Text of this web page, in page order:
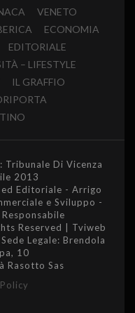
VENETO
ECONOMIA
EDITORIALE
– LIFESTYLE
IL GRAFFIO
Di Vicenza
2013
Editoriale - Arrigo
e Sviluppo -
Reserved | Tviweb
Legale: Brendola
10
Rasotto Sas